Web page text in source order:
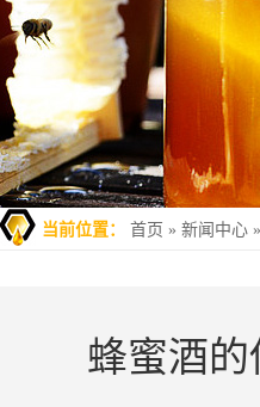
当前位置： 首页 » 新闻中心 »
蜂蜜酒